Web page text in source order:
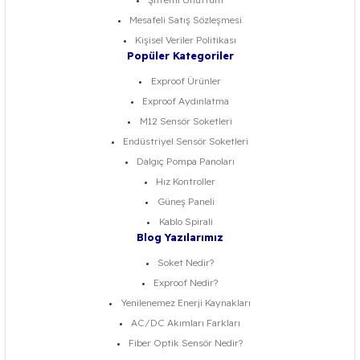
Mesafeli Satış Sözleşmesi
Kişisel Veriler Politikası
Popüler Kategoriler
Exproof Ürünler
Exproof Aydınlatma
M12 Sensör Soketleri
Endüstriyel Sensör Soketleri
Dalgıç Pompa Panoları
Hız Kontroller
Güneş Paneli
Kablo Spirali
Blog Yazılarımız
Soket Nedir?
Exproof Nedir?
Yenilenemez Enerji Kaynakları
AC/DC Akımları Farkları
Fiber Optik Sensör Nedir?